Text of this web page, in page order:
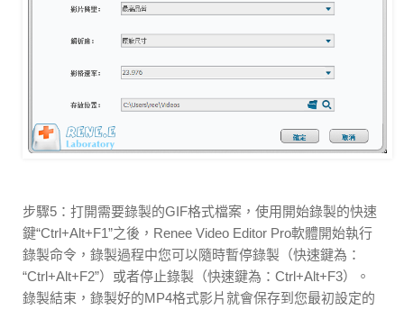
步驟5：打開需要錄製的GIF格式檔案，使用開始錄製的快速
鍵“Ctrl+Alt+F1”之後，Renee Video Editor Pro軟體開始執行
錄製命令，錄製過程中您可以隨時暫停錄製（快速鍵為：
“Ctrl+Alt+F2”）或者停止錄製（快速鍵為：Ctrl+Alt+F3）。
錄製結束，錄製好的MP4格式影片就會保存到您最初設定的